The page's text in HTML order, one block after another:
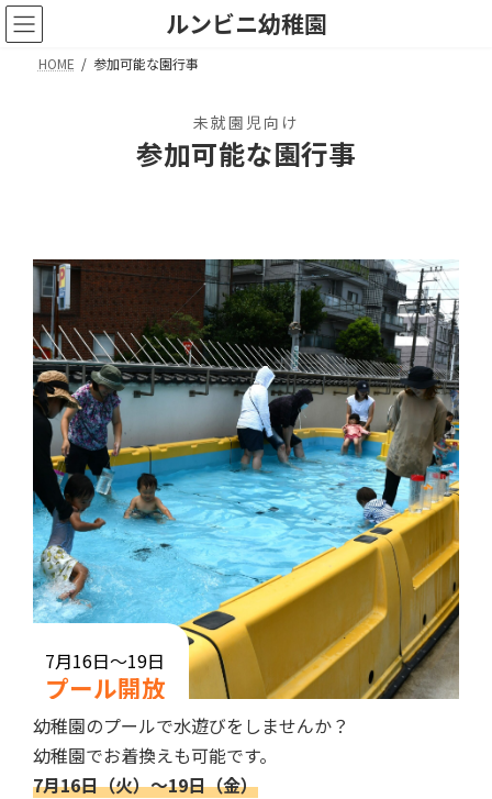
コ
ン
ナ
ビ
ルンビニ幼稚園
HOME 参加可能な園行事
未就園児向け
参加可能な園行事
7月16日～19日
プール開放
幼稚園のプールで水遊びをしませんか？
幼稚園でお着換えも可能です。
7月16日（火）～19日（金）